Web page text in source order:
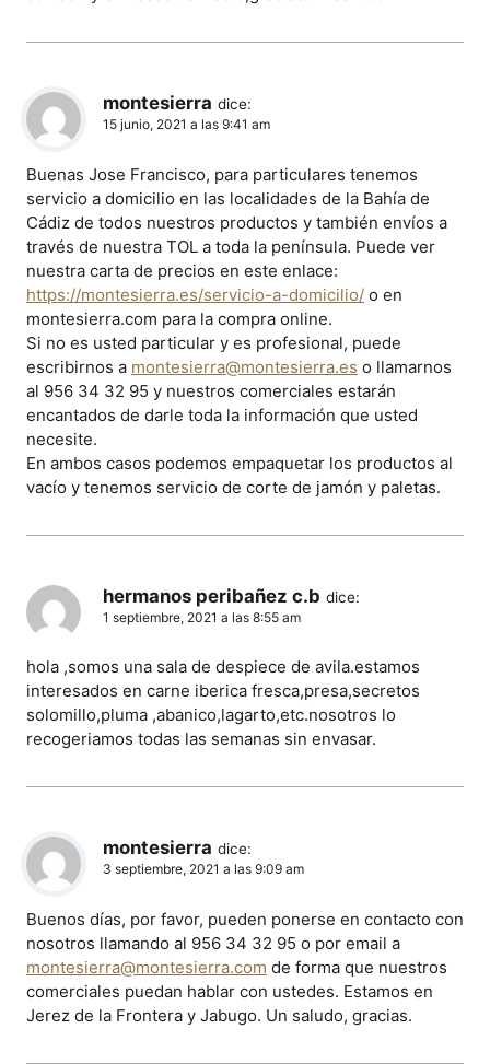
montesierra dice:
15 junio, 2021 a las 9:41 am
Buenas Jose Francisco, para particulares tenemos
servicio a domicilio en las localidades de la Bahía de
Cádiz de todos nuestros productos y también envíos a
través de nuestra TOL a toda la península. Puede ver
nuestra carta de precios en este enlace:
https://montesierra.es/servicio-a-domicilio/ o en
montesierra.com para la compra online.
Si no es usted particular y es profesional, puede
escribirnos a montesierra@montesierra.es o llamarnos
al 956 34 32 95 y nuestros comerciales estarán
encantados de darle toda la información que usted
necesite.
En ambos casos podemos empaquetar los productos al
vacío y tenemos servicio de corte de jamón y paletas.
hermanos peribañez c.b dice:
1 septiembre, 2021 a las 8:55 am
hola ,somos una sala de despiece de avila.estamos
interesados en carne iberica fresca,presa,secretos
solomillo,pluma ,abanico,lagarto,etc.nosotros lo
recogeriamos todas las semanas sin envasar.
montesierra dice:
3 septiembre, 2021 a las 9:09 am
Buenos días, por favor, pueden ponerse en contacto con
nosotros llamando al 956 34 32 95 o por email a
montesierra@montesierra.com de forma que nuestros
comerciales puedan hablar con ustedes. Estamos en
Jerez de la Frontera y Jabugo. Un saludo, gracias.